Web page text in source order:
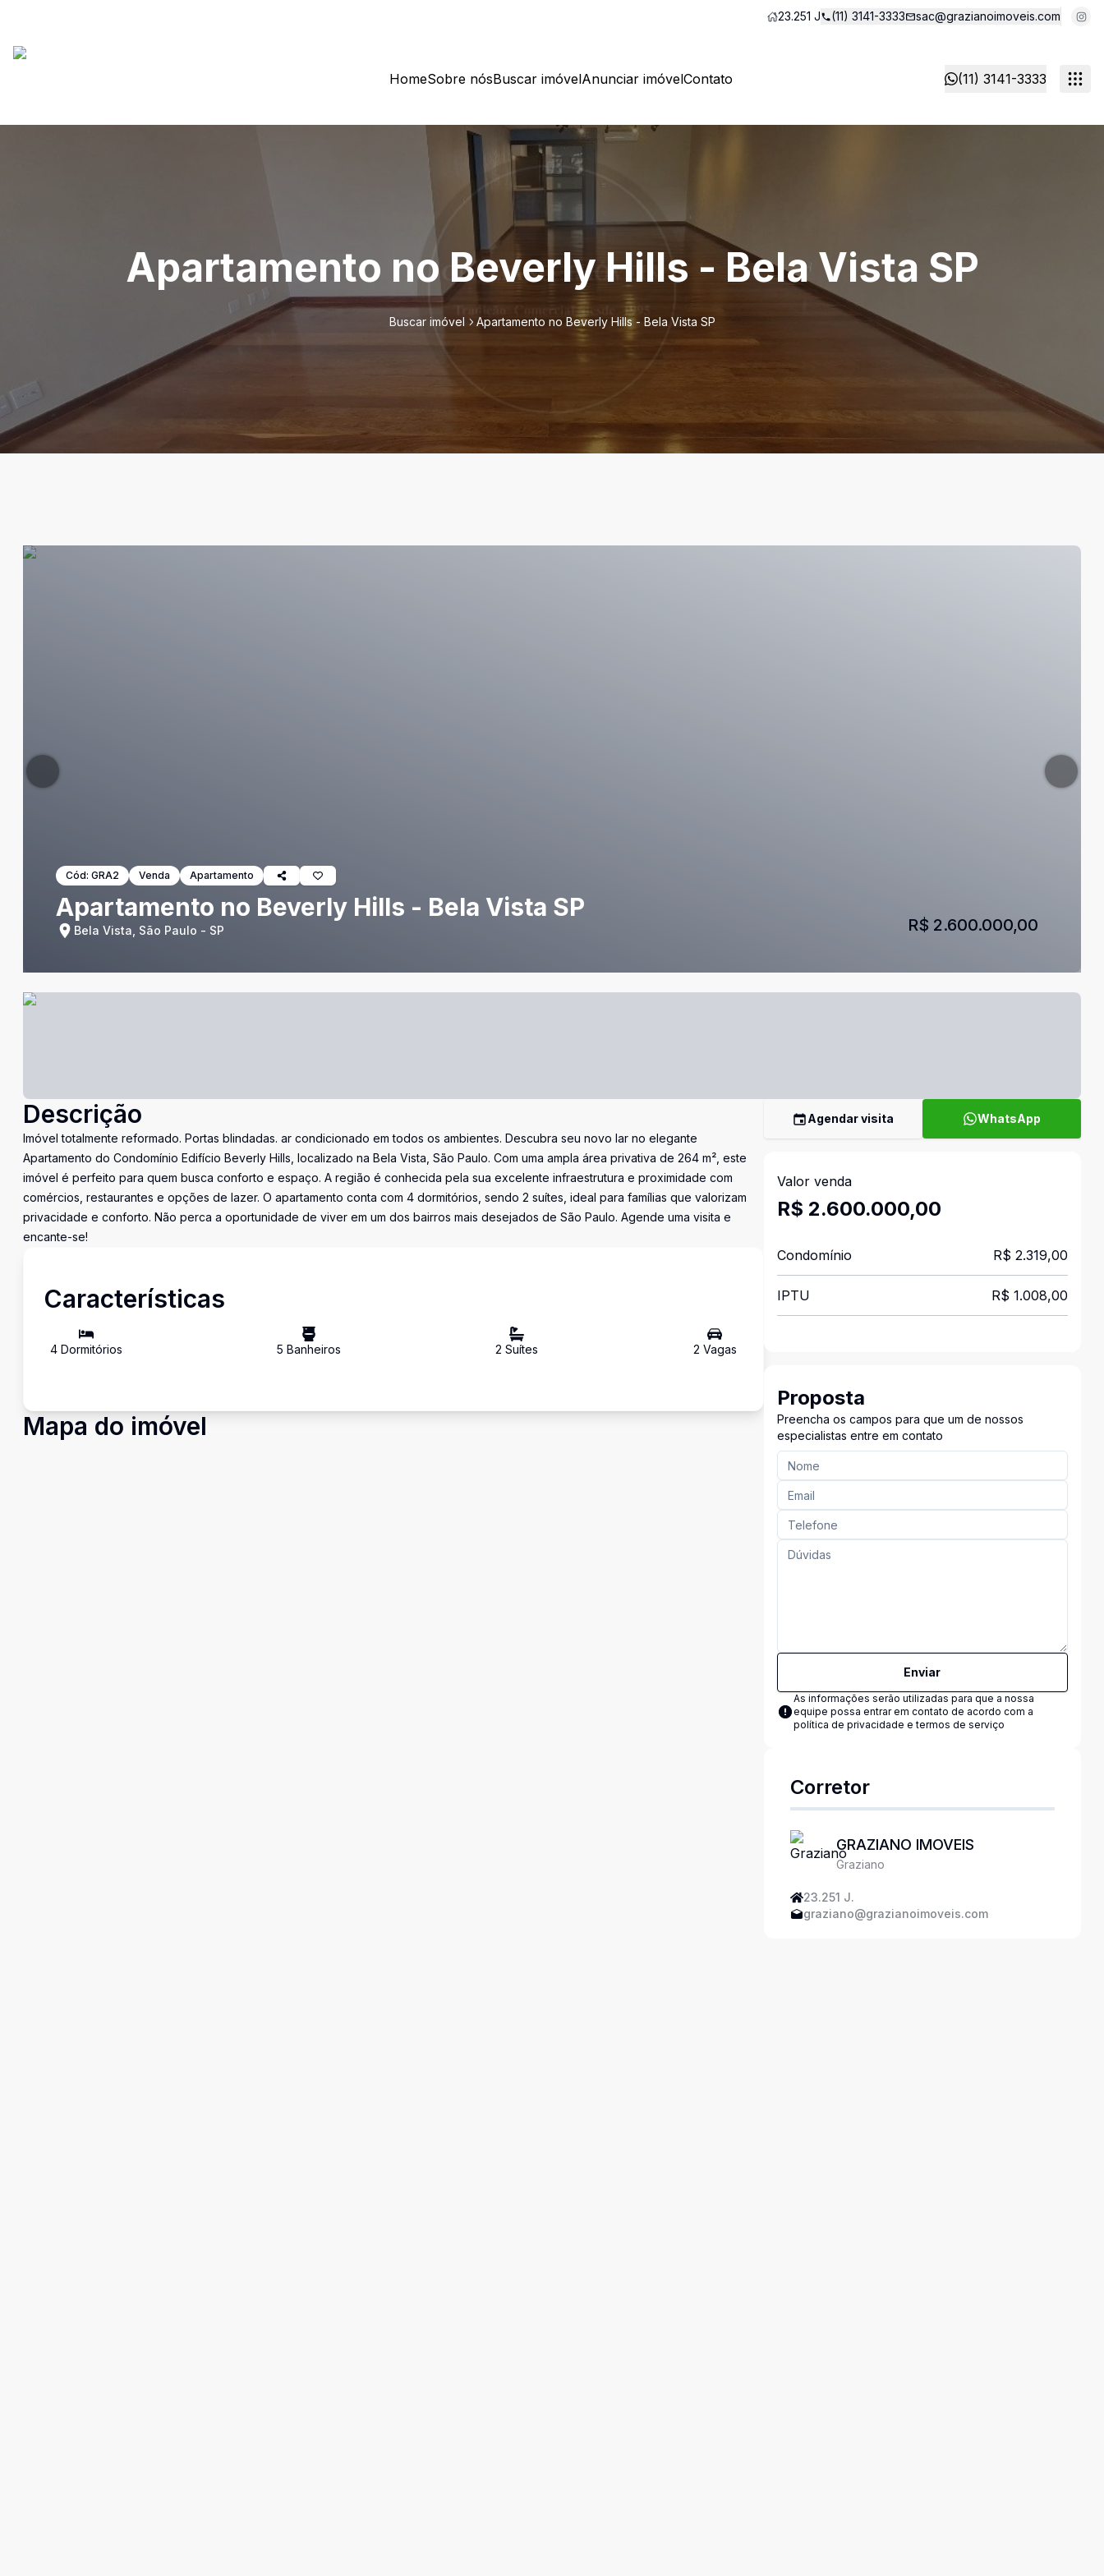
23.251 J (11) 3141-3333 sac@grazianoimoveis.com
HomeSobre nósBuscar imóvelAnunciar imóvelContato (11) 3141-3333
Apartamento no Beverly Hills - Bela Vista SP
Buscar imóvel Apartamento no Beverly Hills - Bela Vista SP
Cód: GRA2 Venda Apartamento
Apartamento no Beverly Hills - Bela Vista SP
Bela Vista, São Paulo - SP R$ 2.600.000,00
Descrição
Imóvel totalmente reformado. Portas blindadas. ar condicionado em todos os ambientes. Descubra seu novo lar no elegante
Apartamento do Condomínio Edifício Beverly Hills, localizado na Bela Vista, São Paulo. Com uma ampla área privativa de 264 m², este
imóvel é perfeito para quem busca conforto e espaço. A região é conhecida pela sua excelente infraestrutura e proximidade com
comércios, restaurantes e opções de lazer. O apartamento conta com 4 dormitórios, sendo 2 suítes, ideal para famílias que valorizam
privacidade e conforto. Não perca a oportunidade de viver em um dos bairros mais desejados de São Paulo. Agende uma visita e
encante-se!
Características
4 Dormitórios 5 Banheiros 2 Suítes 2 Vagas
Mapa do imóvel
Agendar visita WhatsApp
Valor venda
R$ 2.600.000,00
Condomínio R$ 2.319,00
IPTU R$ 1.008,00
Proposta
Preencha os campos para que um de nossos
especialistas entre em contato
Enviar
As informações serão utilizadas para que a nossa
equipe possa entrar em contato de acordo com a
política de privacidade e termos de serviço
Corretor
GRAZIANO IMOVEIS
Graziano
23.251 J.
graziano@grazianoimoveis.com